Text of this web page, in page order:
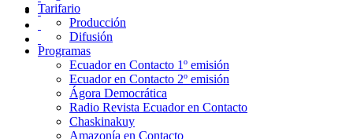
Tarifario
Producción
Difusión
Programas
Ecuador en Contacto 1º emisión
Ecuador en Contacto 2º emisión
Ágora Democrática
Radio Revista Ecuador en Contacto
Chaskinakuy
Amazonía en Contacto